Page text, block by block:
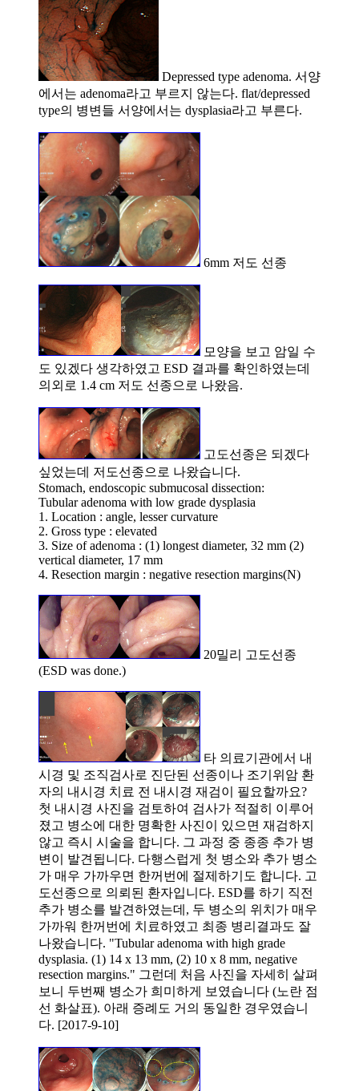
Depressed type adenoma. 서양
에서는 adenoma라고 부르지 않는다. flat/depressed
type의 병변들 서양에서는 dysplasia라고 부른다.
6mm 저도 선종
모양을 보고 암일 수
도 있겠다 생각하였고 ESD 결과를 확인하였는데
의외로 1.4 cm 저도 선종으로 나왔음.
고도선종은 되겠다
싶었는데 저도선종으로 나왔습니다.
Stomach, endoscopic submucosal dissection:
Tubular adenoma with low grade dysplasia
1. Location : angle, lesser curvature
2. Gross type : elevated
3. Size of adenoma : (1) longest diameter, 32 mm (2)
vertical diameter, 17 mm
4. Resection margin : negative resection margins(N)
20밀리 고도선종
(ESD was done.)
타 의료기관에서 내
시경 및 조직검사로 진단된 선종이나 조기위암 환
자의 내시경 치료 전 내시경 재검이 필요할까요?
첫 내시경 사진을 검토하여 검사가 적절히 이루어
졌고 병소에 대한 명확한 사진이 있으면 재검하지
않고 즉시 시술을 합니다. 그 과정 중 종종 추가 병
변이 발견됩니다. 다행스럽게 첫 병소와 추가 병소
가 매우 가까우면 한꺼번에 절제하기도 합니다. 고
도선종으로 의뢰된 환자입니다. ESD를 하기 직전
추가 병소를 발견하였는데, 두 병소의 위치가 매우
가까워 한꺼번에 치료하였고 최종 병리결과도 잘
나왔습니다. "Tubular adenoma with high grade
dysplasia. (1) 14 x 13 mm, (2) 10 x 8 mm, negative
resection margins." 그런데 처음 사진을 자세히 살펴
보니 두번째 병소가 희미하게 보였습니다 (노란 점
선 화살표). 아래 증례도 거의 동일한 경우였습니
다. [2017-9-10]